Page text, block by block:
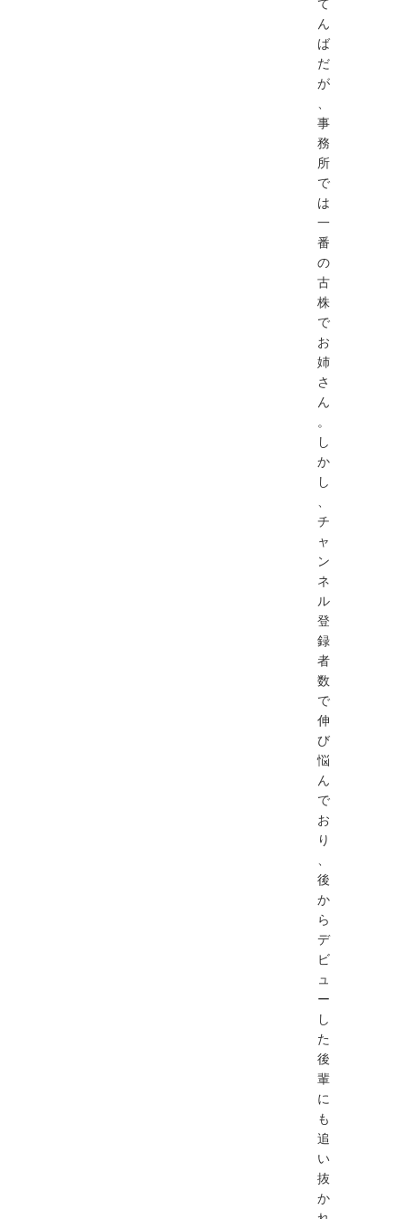
ん
ば
だ
が
、
事
務
所
で
は
一
番
の
古
株
で
お
姉
さ
ん
。
し
か
し
、
チ
ャ
ン
ネ
ル
登
録
者
数
で
伸
び
悩
ん
で
お
り
、
後
か
ら
デ
ビ
ュ
ー
し
た
後
輩
に
も
追
い
抜
か